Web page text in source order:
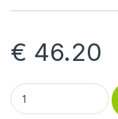
€ 46.20
MAYER&BOCH